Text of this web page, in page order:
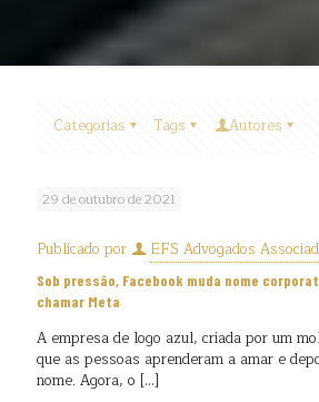
Categorias Tags Autores
29 de outubro de 2021
Publicado por EFS Advogados
Sob pressão, Facebook muda nome
chamar Meta
A empresa de logo azul, criada por um
que as pessoas aprenderam a amar e
nome. Agora, o […]